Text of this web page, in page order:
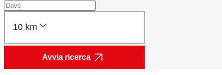
10 km
Avvia ricerca